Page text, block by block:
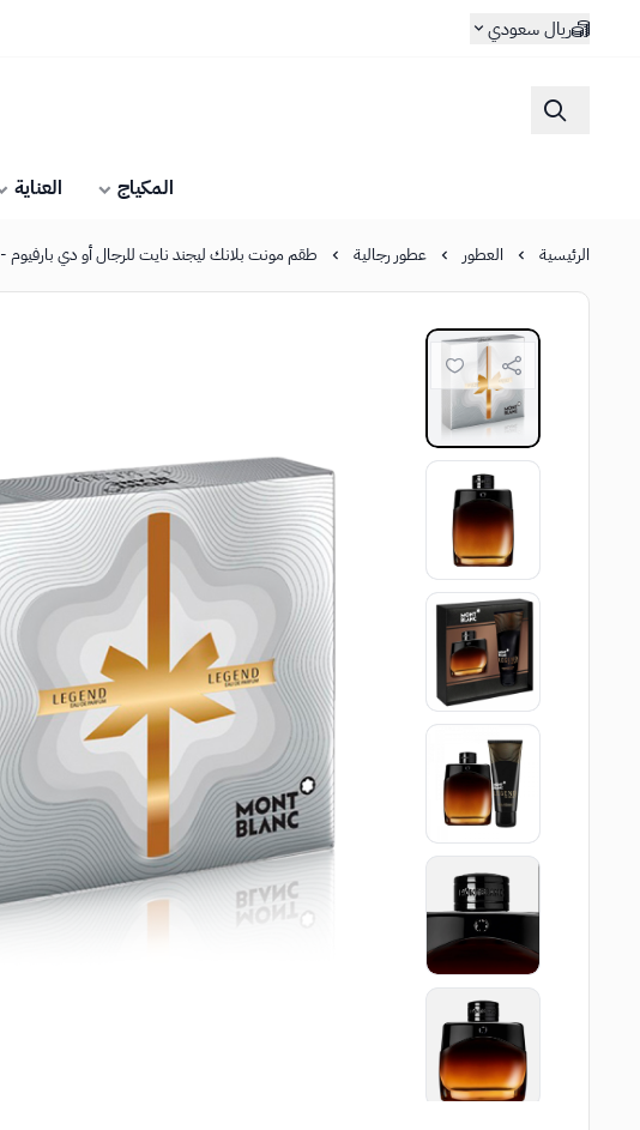
ريال سعودي
المكياج العناية
الرئيسية العطور عطور رجالية طقم مونت بلانك ليجند نايت للرجال أو دي بارفيوم - 50 مل 2 قطع